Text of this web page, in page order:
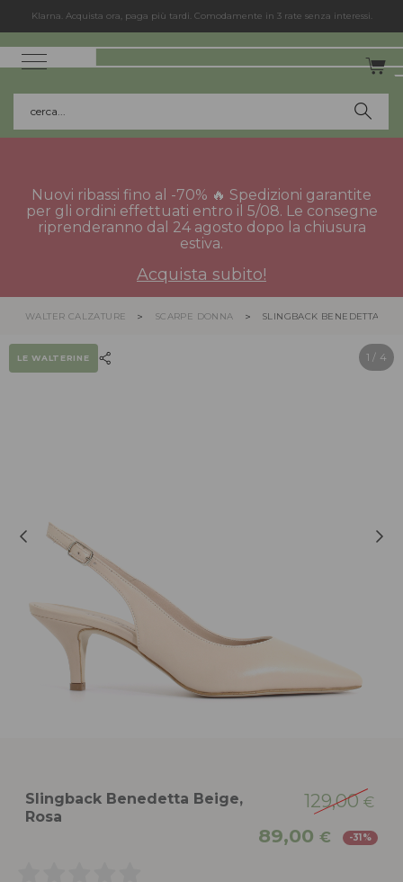
Klarna. Acquista ora, paga più tardi. Comodamente in 3 rate senza interessi.
cerca...
Nuovi ribassi fino al -70% 🔥 Spedizioni garantite
per gli ordini effettuati entro il 5/08. Le consegne
riprenderanno dal 24 agosto dopo la chiusura
estiva.
Acquista subito!
WALTER CALZATURE SCARPE DONNA SLINGBACK BENEDETTA
1 / 4
LE WALTERINE
Slingback Benedetta Beige,
Rosa
129,00 €
prezzo
89,00 € -31%